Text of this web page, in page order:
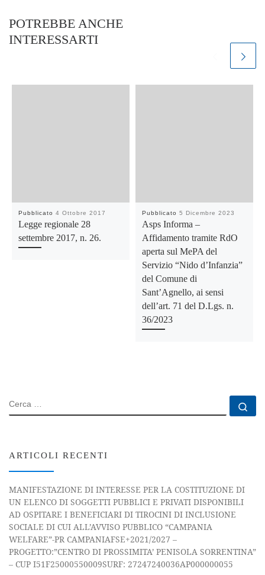
POTREBBE ANCHE
INTERESSARTI
Pubblicato4 Ottobre 2017
Legge regionale 28
settembre 2017, n. 26.
Pubblicato5 Dicembre 2023
Asps Informa –
Affidamento tramite RdO
aperta sul MePA del
Servizio “Nido d’Infanzia”
del Comune di
Sant’Agnello, ai sensi
dell’art. 71 del D.Lgs. n.
36/2023
CERCA
ARTICOLI RECENTI
MANIFESTAZIONE DI INTERESSE PER LA COSTITUZIONE DI
UN ELENCO DI SOGGETTI PUBBLICI E PRIVATI DISPONIBILI
AD OSPITARE I BENEFICIARI DI TIROCINI DI INCLUSIONE
SOCIALE DI CUI ALL’AVVISO PUBBLICO “CAMPANIA
WELFARE”-PR CAMPANIAFSE+2021/2027 –
PROGETTO:”CENTRO DI PROSSIMITA’ PENISOLA SORRENTINA”
– CUP I51F25000550009SURF: 27247240036AP000000055